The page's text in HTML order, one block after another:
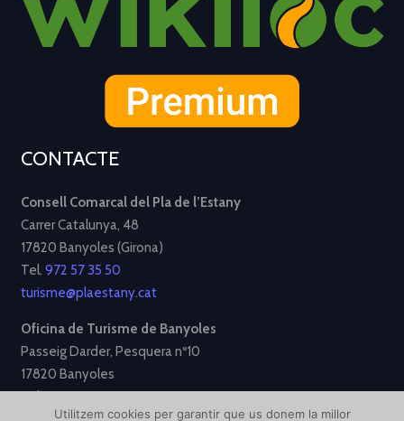
CONTACTE
Consell Comarcal del Pla de l’Estany
Carrer Catalunya, 48
17820 Banyoles (Girona)
Tel. 972 57 35 50
turisme@plaestany.cat
Oficina de Turisme de Banyoles
Passeig Darder, Pesquera nº10
17820 Banyoles
Tel.972 58 34 70
Utilitzem cookies per garantir que us donem la millor